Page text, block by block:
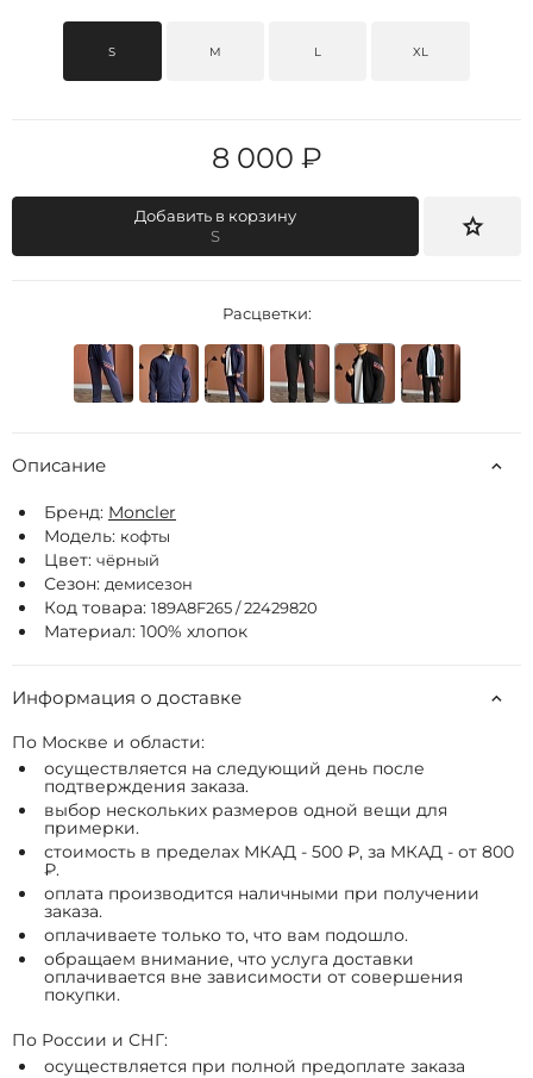
S M L XL
8 000 ₽
Добавить в корзину
S
Расцветки:
Описание
Бренд: Moncler
Модель: кофты
Цвет: чёрный
Сезон: демисезон
Код товара: 189A8F265 / 22429820
Материал: 100% хлопок
Информация о доставке
По Москве и области:
осуществляется на следующий день после
подтверждения заказа.
выбор нескольких размеров одной вещи для
примерки.
стоимость в пределах МКАД - 500 ₽, за МКАД - от 800
₽.
оплата производится наличными при получении
заказа.
оплачиваете только то, что вам подошло.
обращаем внимание, что услуга доставки
оплачивается вне зависимости от совершения
покупки.
По России и СНГ:
осуществляется при полной предоплате заказа